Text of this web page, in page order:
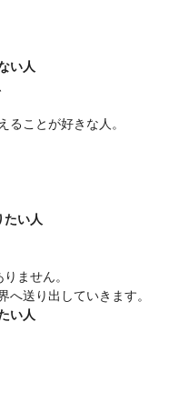
い人
ることが好きな人。
たい人
ません。
へ送り出していきます。
い人